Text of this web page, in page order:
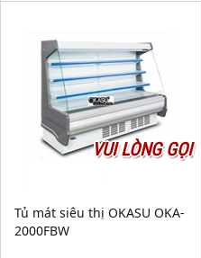
VUI LÒNG GỌI
Tủ mát siêu thị OKASU OKA-
2000FBW